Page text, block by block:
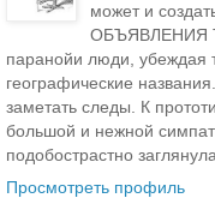
может и
ОБЪЯВЛЕНИЯ
паранойи люди, убеждая
географические
заметать следы. К
большой и нежной
подобострастно
Просмотреть профиль